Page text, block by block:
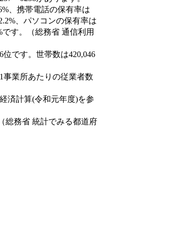
、携帯電話の保有率は
、パソコンの保有率は
す。（総務省 通信利用
位です。世帯数は420,046
事業所あたりの従業者数
済計算(令和元年度)を参
総務省 統計でみる都道府